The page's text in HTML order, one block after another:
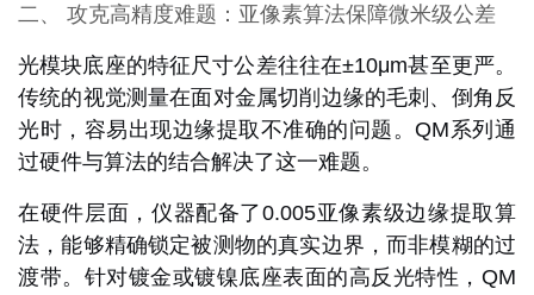
二、 攻克高精度难题：亚像素算法保障微米级公差
光模块底座的特征尺寸公差往往在±10μm甚至更严。
传统的视觉测量在面对金属切削边缘的毛刺、倒角反
光时，容易出现边缘提取不准确的问题。QM系列通
过硬件与算法的结合解决了这一难题。
在硬件层面，仪器配备了0.005亚像素级边缘提取算
法 ，能够精确锁定被测物的真实边界，而非模糊的过
渡带。针对镀金或镀镍底座表面的高反光特性，QM